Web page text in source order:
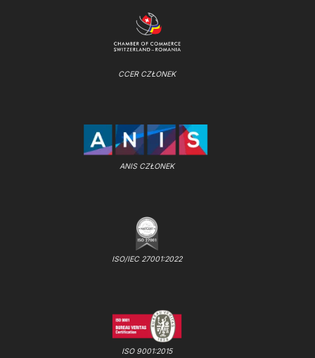
CCER CZŁONEK
ANIS CZŁONEK
ISO/IEC 27001:2022
ISO 9001:2015